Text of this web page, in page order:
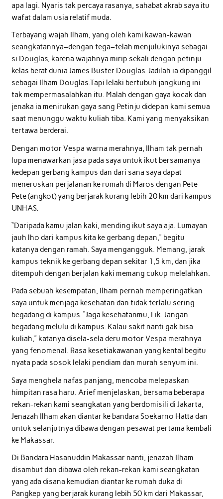
apa lagi. Nyaris tak percaya rasanya, sahabat akrab saya itu
wafat dalam usia relatif muda.
Terbayang wajah Ilham, yang oleh kami kawan-kawan
seangkatannya–dengan tega–telah menjulukinya sebagai
si Douglas, karena wajahnya mirip sekali dengan petinju
kelas berat dunia James Buster Douglas. Jadilah ia dipanggil
sebagai Ilham Douglas.Tapi lelaki bertubuh jangkung ini
tak mempermasalahkan itu. Malah dengan gaya kocak dan
jenaka ia menirukan gaya sang Petinju didepan kami semua
saat menunggu waktu kuliah tiba. Kami yang menyaksikan
tertawa berderai.
Dengan motor Vespa warna merahnya, Ilham tak pernah
lupa menawarkan jasa pada saya untuk ikut bersamanya
kedepan gerbang kampus dan dari sana saya dapat
meneruskan perjalanan ke rumah di Maros dengan Pete-
Pete (angkot) yang berjarak kurang lebih 20 km dari kampus
UNHAS.
“Daripada kamu jalan kaki, mending ikut saya aja. Lumayan
jauh lho dari kampus kita ke gerbang depan,” begitu
katanya dengan ramah. Saya mengangguk. Memang, jarak
kampus teknik ke gerbang depan sekitar 1,5 km, dan jika
ditempuh dengan berjalan kaki memang cukup melelahkan.
Pada sebuah kesempatan, Ilham pernah memperingatkan
saya untuk menjaga kesehatan dan tidak terlalu sering
begadang di kampus. “Jaga kesehatanmu, Fik. Jangan
begadang melulu di kampus. Kalau sakit nanti gak bisa
kuliah,” katanya disela-sela deru motor Vespa merahnya
yang fenomenal. Rasa kesetiakawanan yang kental begitu
nyata pada sosok lelaki pendiam dan murah senyum ini.
Saya menghela nafas panjang, mencoba melepaskan
himpitan rasa haru. Arief menjelaskan, bersama beberapa
rekan-rekan kami seangkatan yang berdomisili di Jakarta,
Jenazah Ilham akan diantar ke bandara Soekarno Hatta dan
untuk selanjutnya dibawa dengan pesawat pertama kembali
ke Makassar.
Di Bandara Hasanuddin Makassar nanti, jenazah Ilham
disambut dan dibawa oleh rekan-rekan kami seangkatan
yang ada disana kemudian diantar ke rumah duka di
Pangkep yang berjarak kurang lebih 50 km dari Makassar,